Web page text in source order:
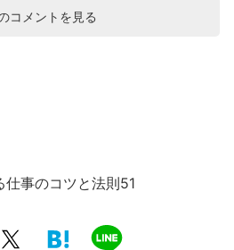
コメントを見る
事のコツと法則51